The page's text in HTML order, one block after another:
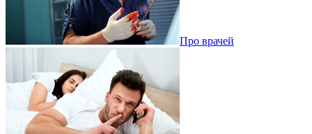
Про врачей